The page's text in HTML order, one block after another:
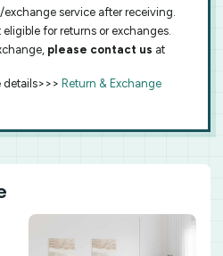
service after receiving.
eligible for returns or exchanges.
please contact us at
details>>> Return & Exchange